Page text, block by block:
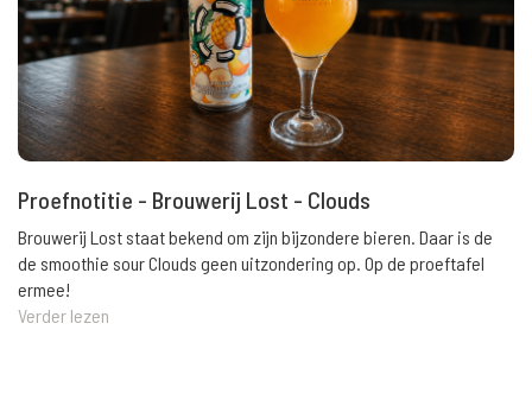
Proefnotitie - Brouwerij Lost - Clouds
Brouwerij Lost staat bekend om zijn bijzondere bieren. Daar is de
de smoothie sour Clouds geen uitzondering op. Op de proeftafel
ermee!
Verder lezen